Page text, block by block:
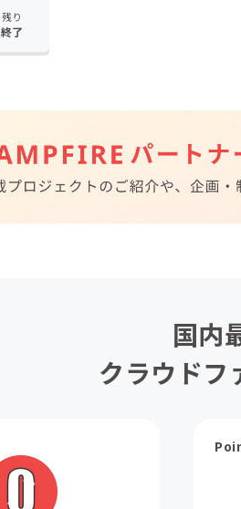
残り
終了
国内
クラウドフ